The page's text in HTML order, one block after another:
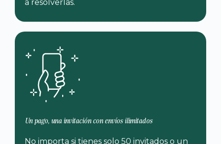
a resolverlas.
Un pago, una invitación con envíos ilimitados
No importa si tienes solo 50 invitados o un